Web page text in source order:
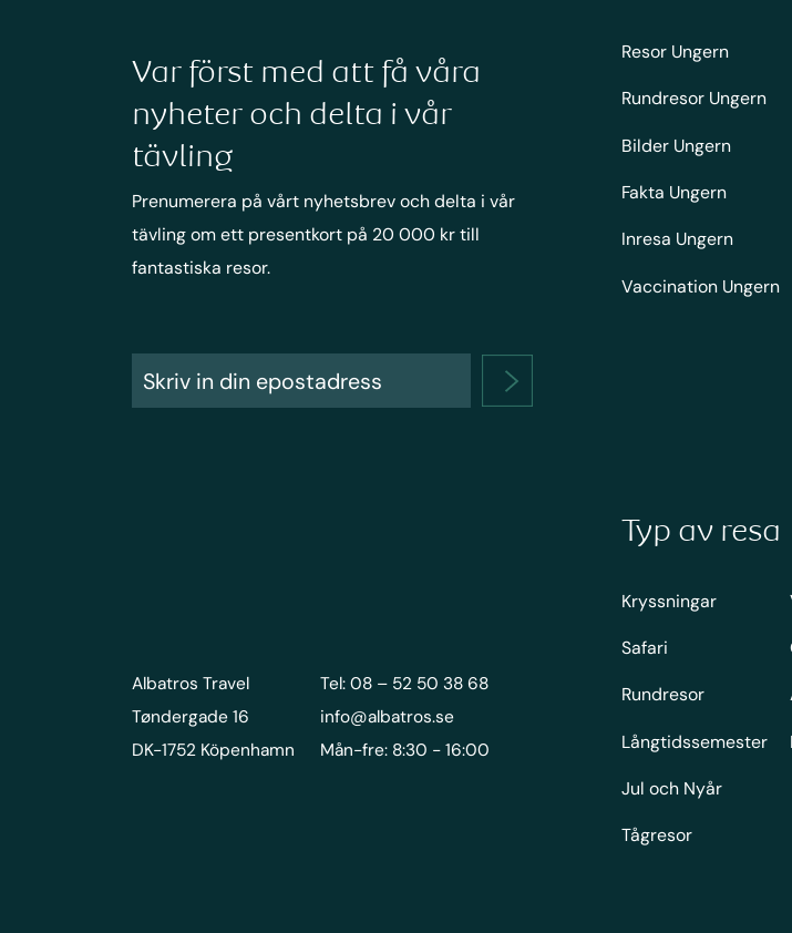
Var först med att få våra
nyheter och delta i vår
tävling
Prenumerera på vårt nyhetsbrev och delta i vår
tävling om ett presentkort på 20 000 kr till
fantastiska resor.
Resor Ungern
Rundresor Ungern
Bilder Ungern
Fakta Ungern
Inresa Ungern
Vaccination Ungern
Albatros Travel
Tøndergade 16
DK-1752 Köpenhamn
Tel: 08 – 52 50 38 68
info@albatros.se
Mån-fre: 8:30 - 16:00
Typ av resa
Kryssningar
Safari
Rundresor
Långtidssemester
Jul och Nyår
Tågresor